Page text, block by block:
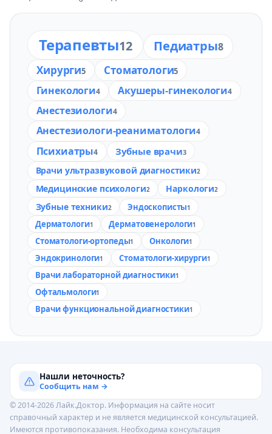
Терапевты12 Педиатры8
Хирурги5 Стоматологи5
Гинекологи4 Акушеры-гинекологи4
Анестезиологи4
Анестезиологи-реаниматологи4
Психиатры4 Зубные врачи3
Врачи ультразвуковой диагностики2
Медицинские психологи2 Наркологи2
Зубные техники2 Эндоскописты1
Дерматологи1 Дерматовенерологи1
Стоматологи-ортопеды1 Онкологи1
Эндокринологи1 Стоматологи-хирурги1
Врачи лабораторной диагностики1
Офтальмологи1
Врачи функциональной диагностики1
Нашли неточность?
Сообщить нам →
© 2014-2026 Лайк.Доктор. Информация на сайте носит
справочный характер и не является медицинской консультацией.
Имеются противопоказания. Необходима консультация